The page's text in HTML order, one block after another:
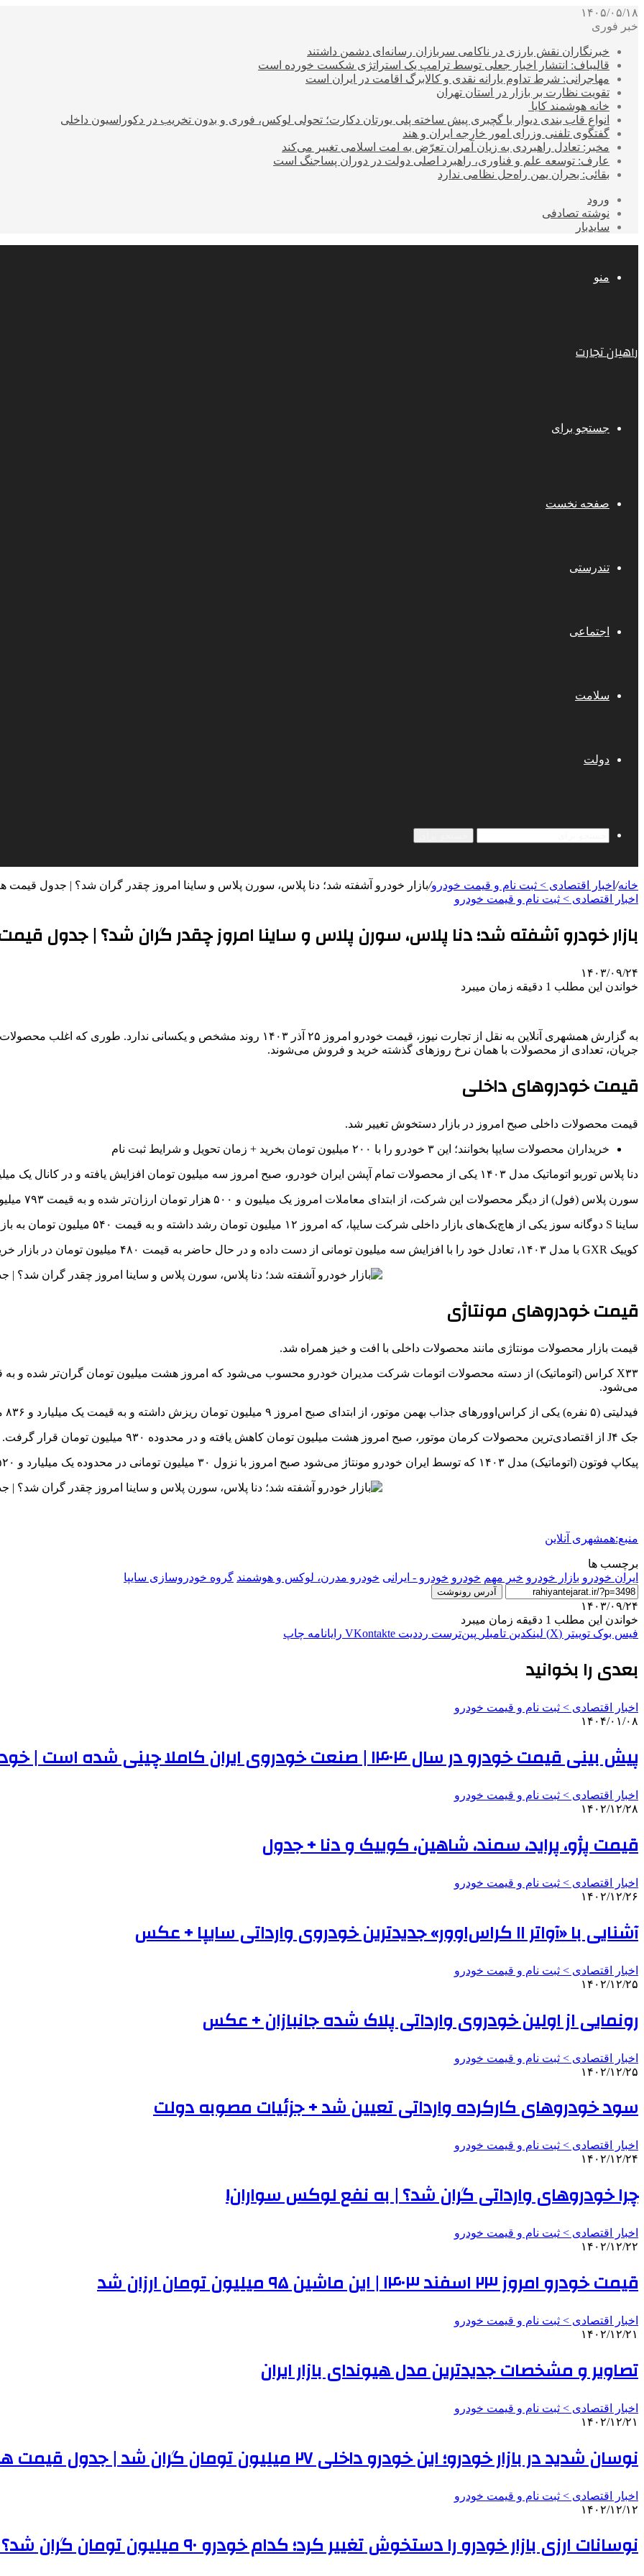
۱۴۰۵/۰۵/۱۸
خبر فوری
خبرنگاران نقش بارزی در ناکامی سربازان رسانه‌ای دشمن داشتند
قالیباف: انتشار اخبار جعلی توسط ترامپ یک استراتژی شکست خورده است
مهاجرانی: شرط تداوم یارانه نقدی و کالابرگ اقامت در ایران است
تقویت نظارت بر بازار در استان تهران
خانه هوشمند کایا
انواع قاب بندی دیوار با گچبری پیش ساخته پلی یورتان دکارت؛ تحولی لوکس، فوری و بدون تخریب در دکوراسیون داخلی
گفتگوی تلفنی وزرای امور خارجه ایران و هند
مخبر: تعادل راهبردی به زیان آمران تعرّض به امت اسلامی تغییر می‌کند
عارف: توسعه علم و فناوری، راهبرد اصلی دولت در دوران پساجنگ است
بقائی: بحران یمن راه‌حل نظامی ندارد
ورود
نوشته تصادفی
سایدبار
منو
راهیان تجارت
جستجو برای
صفحه نخست
تندرستی
اجتماعی
سلامت
دولت
خانه/ اخبار اقتصادی > ثبت نام و قیمت خودرو/بازار خودرو آشفته شد؛ دنا پلاس، سورن پلاس و ساینا امروز چقدر گران شد؟ | جدول قیمت
اخبار اقتصادی > ثبت نام و قیمت خودرو
بازار خودرو آشفته شد؛ دنا پلاس، سورن پلاس و ساینا امروز چقدر گران شد؟ | جدول
۱۴۰۳/۰۹/۲۴
خواندن این مطلب 1 دقیقه زمان میبرد
به گزارش همشهری آنلاین به نقل از تجارت نیوز، قیمت خودرو امروز ۲۵ آذر ۱۴۰۳ روند
جریان، تعدادی از محصولات با همان نرخ‌ روزهای گذشته خرید و فروش می‌شوند.
قیمت خودروهای داخلی
قیمت محصولات داخلی صبح امروز در بازار دستخوش تغییر شد.
خریداران محصولات سایپا بخوانند؛ این ۳ خودرو را با ۲۰۰ میلیون تومان بخرید + زمان تحویل و شرایط ثبت نام
دنا پلاس توربو اتوماتیک مدل ۱۴۰۳ یکی از محصولات تمام آپشن ایران خودرو، صبح امروز سه میلیون تومان افزایش یافته و در کانال یک میلیارد و ۵۷ میلیون تومانی جا خوش کرده است.
سورن پلاس (فول) از دیگر محصولات این شرکت، از ابتدای معاملات امروز یک میلیون و ۵۰۰ هزار تومان ارزان‌تر شده و به قیمت ۷۹۳ میلیون و ۵۰۰ هزار تومان خرید و فروش می‌شود.
ساینا S دوگانه سوز یکی از هاچ‌بک‌های بازار داخلی شرکت سایپا، که امروز ۱۲ میلیون تومان رشد داشته و به قیمت ۵۴۰ میلیون تومان به بازار عرضه می‌شود.
کوییک GXR با مدل ۱۴۰۳، تعادل خود را با افزایش سه میلیون تومانی از دست داده و در حال حاضر به قیمت ۴۸۰ میلیون تومان در بازار خرید و فروش می‌شود.
قیمت خودروهای مونتاژی
قیمت بازار محصولات مونتاژی مانند محصولات داخلی با افت و خیز همراه شد.
می‌شود.
فیدلیتی (۵ نفره) یکی از کراس‌اوورهای جذاب بهمن موتور، از ابتدای صبح امروز ۹ میلیون تومان ریزش داشته و به قیمت یک میلیارد و ۸۳۶ میلیون تومان به متقاضی تحویل داده می‌شود.
جک J۴ از اقتصادی‌ترین محصولات کرمان موتور، صبح امروز هشت میلیون تومان کاهش یافته و در محدوده ۹۳۰ میلیون تومان قرار گرفت.
پیکاپ فوتون (اتوماتیک) مدل ۱۴۰۳ که توسط ایران خودرو مونتاژ می‌شود صبح امروز با نزول ۳۰ میلیون تومانی در محدوده یک میلیارد و ۵۲۰ میلیون تومان جا خوش کرد.
منبع:همشهری آنلاین
برچسب ها
ايران خودرو بازار خودرو خبر مهم خودرو خودرو - ایرانی خودرو مدرن، لوکس و هوشمند گروه خودروسازی سایپا
آدرس رونوشت
۱۴۰۳/۰۹/۲۴
خواندن این مطلب 1 دقیقه زمان میبرد
فیس بوک توییتر (X) لینکدین ‫تامبلر ‫پین‌ترست ‫رددیت ‫VKontakte رایانامه چاپ
بعدی را بخوانید
اخبار اقتصادی > ثبت نام و قیمت خودرو
۱۴۰۴/۰۱/۰۸
پیش بینی قیمت خودرو در سال ۱۴۰۴ | صنعت خودروی ایران کاملا چینی شده است | خودروهای ژاپنی هم از چین وارد می‌شوند
اخبار اقتصادی > ثبت نام و قیمت خودرو
۱۴۰۲/۱۲/۲۸
قیمت پژو، پراید، سمند، شاهین، کوییک و دنا + جدول
اخبار اقتصادی > ثبت نام و قیمت خودرو
۱۴۰۲/۱۲/۲۶
آشنایی با «آواتر ۱۱ کراس‌اوور» جدیدترین خودروی وارداتی سایپا + عکس
اخبار اقتصادی > ثبت نام و قیمت خودرو
۱۴۰۲/۱۲/۲۵
رونمایی از اولین خودروی وارداتی پلاک شده جانبازان + عکس
اخبار اقتصادی > ثبت نام و قیمت خودرو
۱۴۰۲/۱۲/۲۵
سود خودروهای کارکرده وارداتی تعیین شد + جزئیات مصوبه دولت
اخبار اقتصادی > ثبت نام و قیمت خودرو
۱۴۰۲/۱۲/۲۴
چرا خودروهای وارداتی گران شد؟ | به نفع لوکس سواران!
اخبار اقتصادی > ثبت نام و قیمت خودرو
۱۴۰۲/۱۲/۲۲
قیمت خودرو امروز ۲۳ اسفند ۱۴۰۳ | این ماشین ۹۵ میلیون تومان ارزان شد
اخبار اقتصادی > ثبت نام و قیمت خودرو
۱۴۰۲/۱۲/۲۱
تصاویر و مشخصات جدیدترین مدل هیوندای بازار ایران
اخبار اقتصادی > ثبت نام و قیمت خودرو
۱۴۰۲/۱۲/۲۱
نوسان شدید در بازار خودرو؛ این خودرو داخلی ۲۷ میلیون تومان گران شد | جدول قیمت ها
اخبار اقتصادی > ثبت نام و قیمت خودرو
۱۴۰۲/۱۲/۱۲
نوسانات ارزی بازار خودرو را دستخوش تغییر کرد؛ کدام خودرو ۹۰ میلیون تومان گران شد؟ | جدول قیمت ها